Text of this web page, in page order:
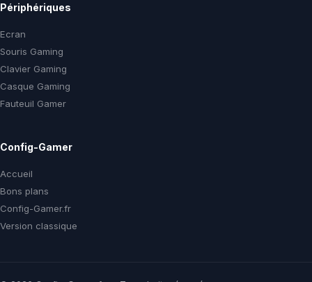
Périphériques
Ecran
Souris Gaming
Clavier Gaming
Casque Gaming
Fauteuil Gamer
Config-Gamer
Accueil
Bons plans
Config-Gamer.fr
Version classique